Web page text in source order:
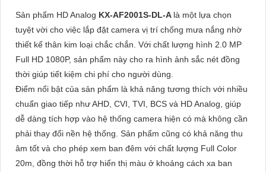
Sản phẩm HD Analog KX-AF2001S-DL-A là một lựa chọn
tuyệt vời cho việc lắp đặt camera vị trí chống mưa nắng nhờ
thiết kế thân kim loại chắc chắn. Với chất lượng hình 2.0 MP
Full HD 1080P, sản phẩm này cho ra hình ảnh sắc nét đồng
thời giúp tiết kiệm chi phí cho người dùng.
Điểm nổi bật của sản phẩm là khả năng tương thích với nhiều
chuẩn giao tiếp như AHD, CVI, TVI, BCS và HD Analog, giúp
dễ dàng tích hợp vào hệ thống camera hiện có mà không cần
phải thay đổi nền hệ thống. Sản phẩm cũng có khả năng thu
âm tốt và cho phép xem ban đêm với chất lượng Full Color
20m, đồng thời hỗ trợ hiển thị màu ở khoảng cách xa ban